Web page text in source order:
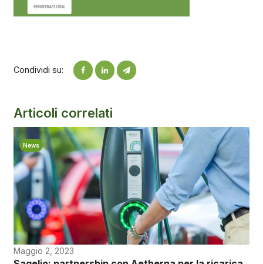
Condividi su:
Articoli correlati
News
Maggio 2, 2023